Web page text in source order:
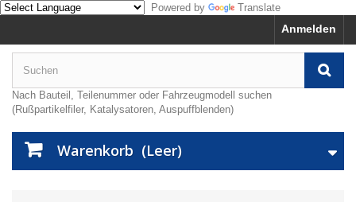
Powered by Translate
Anmelden
Nach Bauteil, Teilenummer oder Fahrzeugmodell suchen
(Rußpartikelfiler, Katalysatoren, Auspuffblenden)
Warenkorb (Leer)